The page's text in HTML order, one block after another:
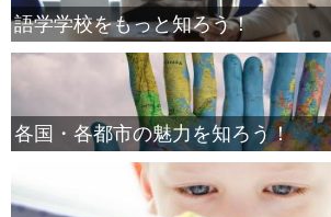
語学学校をもっと知ろう！
各国・各都市の魅力を知ろう！